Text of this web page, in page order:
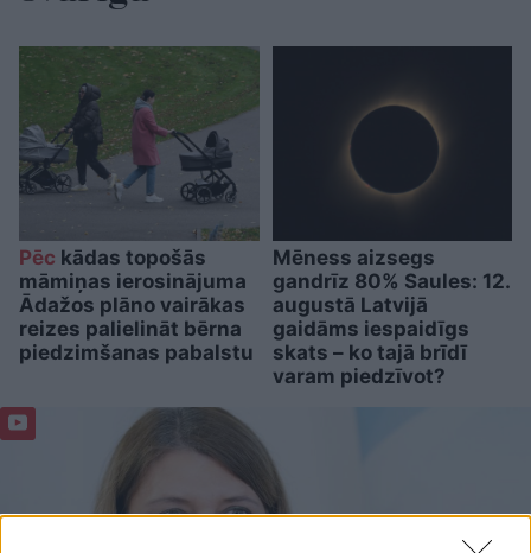
Pēc kādas topošās
māmiņas ierosinājuma
Ādažos plāno vairākas
reizes palielināt bērna
piedzimšanas pabalstu
Mēness aizsegs
gandrīz 80% Saules: 12.
augustā Latvijā
gaidāms iespaidīgs
skats – ko tajā brīdī
varam piedzīvot?